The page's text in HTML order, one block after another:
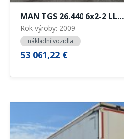
MAN TGS 26.440 6x2-2 LL…
Rok výroby: 2009
nákladní vozidla
53 061,22 €